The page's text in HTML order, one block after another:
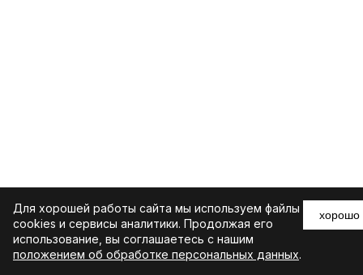
Для хорошей работы сайта мы используем файлы
cookies и сервисы аналитики. Продолжая его
использование, вы соглашаетесь с нашим
положением об обработке персональных данных.
хорошо